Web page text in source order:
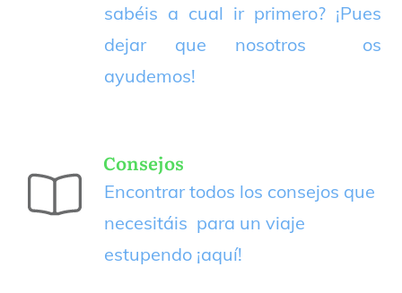
sabéis a cual ir primero? ¡Pues
dejar que nosotros os
ayudemos!
Consejos
Encontrar todos los consejos que
necesitáis para un viaje
estupendo ¡aquí!